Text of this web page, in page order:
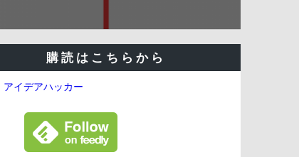
購読はこちらから
アイデアハッカー